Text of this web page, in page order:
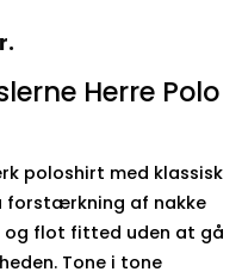
269,95 kr.
til
Herre Polo
poloshirt med klassisk
forstærkning af nakke
og flot fitted uden at gå
Tone i tone